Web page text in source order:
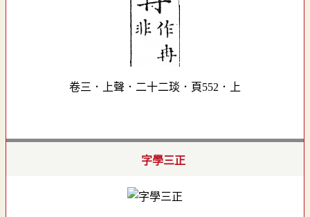
卷三．上聲．二十二琰．頁552．上
字學三正